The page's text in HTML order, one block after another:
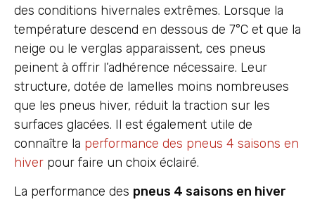
des conditions hivernales extrêmes. Lorsque la
température descend en dessous de 7°C et que la
neige ou le verglas apparaissent, ces pneus
peinent à offrir l’adhérence nécessaire. Leur
structure, dotée de lamelles moins nombreuses
que les pneus hiver, réduit la traction sur les
surfaces glacées. Il est également utile de
connaître la performance des pneus 4 saisons en
hiver pour faire un choix éclairé.
La performance des pneus 4 saisons en hiver